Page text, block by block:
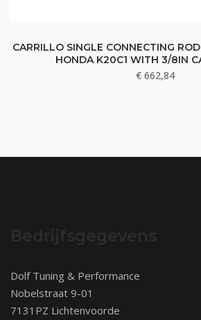
CARRILLO SINGLE CONNECTING
HONDA K20C1 WITH 3/8IN
€ 662,84
Dolf Tuning & Performance
Nobelstraat 9-01
7131PZ Lichtenvoorde